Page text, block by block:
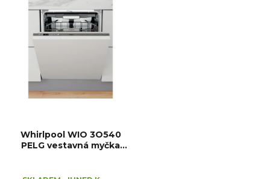
Whirlpool WIO 3O540
PELG vestavná myčka